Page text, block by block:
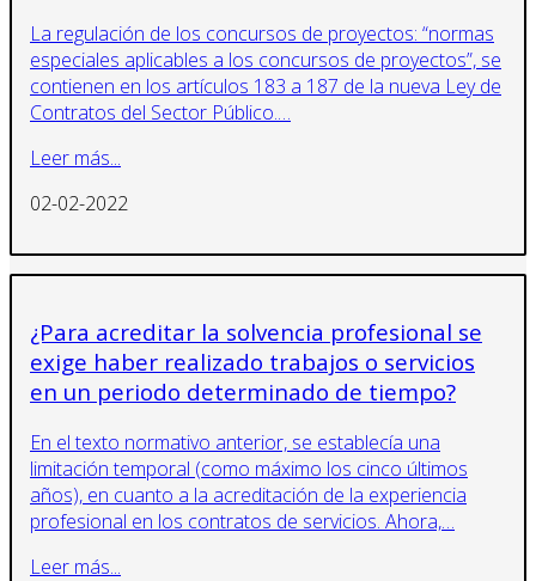
La regulación de los concursos de proyectos: “normas
especiales aplicables a los concursos de proyectos”, se
contienen en los artículos 183 a 187 de la nueva Ley de
Contratos del Sector Público.…
Leer más...
02-02-2022
¿Para acreditar la solvencia profesional se
exige haber realizado trabajos o servicios
en un periodo determinado de tiempo?
En el texto normativo anterior, se establecía una
limitación temporal (como máximo los cinco últimos
años), en cuanto a la acreditación de la experiencia
profesional en los contratos de servicios. Ahora,…
Leer más...